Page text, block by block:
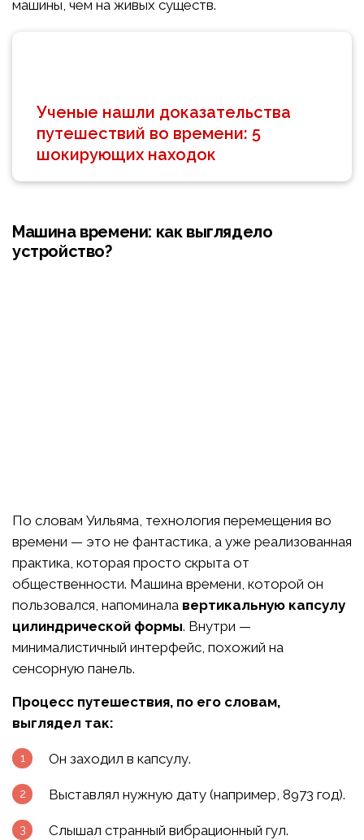
машины, чем на живых существ.
Ученые нашли доказательства
путешествий во времени: 5
шокирующих находок
Машина времени: как выглядело
устройство?
По словам Уильяма, технология перемещения во
времени — это не фантастика, а уже реализованная
практика, которая просто скрыта от
общественности. Машина времени, которой он
пользовался, напоминала вертикальную капсулу
цилиндрической формы. Внутри —
минималистичный интерфейс, похожий на
сенсорную панель.
Процесс путешествия, по его словам,
выглядел так:
Он заходил в капсулу.
Выставлял нужную дату (например, 8973 год).
Слышал странный вибрационный гул.